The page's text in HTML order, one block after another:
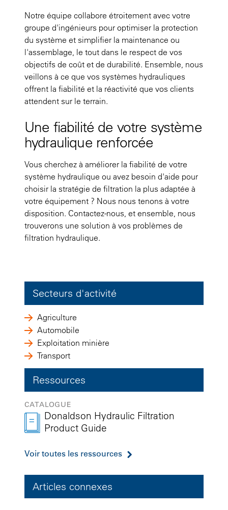
Notre équipe collabore étroitement avec votre
groupe d'ingénieurs pour optimiser la protection
du système et simplifier la maintenance ou
l'assemblage, le tout dans le respect de vos
objectifs de coût et de durabilité. Ensemble, nous
veillons à ce que vos systèmes hydrauliques
offrent la fiabilité et la réactivité que vos clients
attendent sur le terrain.
Une fiabilité de votre système
hydraulique renforcée
Vous cherchez à améliorer la fiabilité de votre
système hydraulique ou avez besoin d'aide pour
choisir la stratégie de filtration la plus adaptée à
votre équipement ? Nous nous tenons à votre
disposition. Contactez-nous, et ensemble, nous
trouverons une solution à vos problèmes de
filtration hydraulique.
Secteurs d'activité
Agriculture
Automobile
Exploitation minière
Transport
Ressources
CATALOGUE
Donaldson Hydraulic Filtration
Product Guide
Voir toutes les ressources
Articles connexes